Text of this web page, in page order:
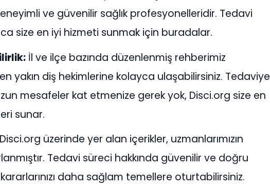
ve güvenilir sağlık profesyonelleridir. Tedavi
size en iyi hizmeti sunmak için buradalar.
İl ve ilçe bazında düzenlenmiş rehberimiz
yakın diş hekimlerine kolayca ulaşabilirsiniz. Tedaviye
mesafeler kat etmenize gerek yok, Disci.org size en
sunar.
Disci.org üzerinde yer alan içerikler, uzmanlarımızın
Tedavi süreci hakkında güvenilir ve doğru
daha sağlam temellere oturtabilirsiniz.